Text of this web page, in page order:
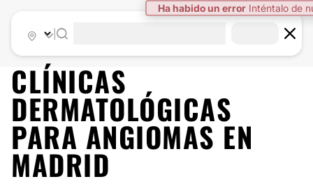
Ha habido un error Inténtalo de
CLÍNICAS
DERMATOLÓGICAS
PARA ANGIOMAS EN
MADRID